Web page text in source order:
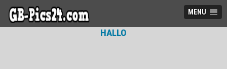
MENU
HALLO